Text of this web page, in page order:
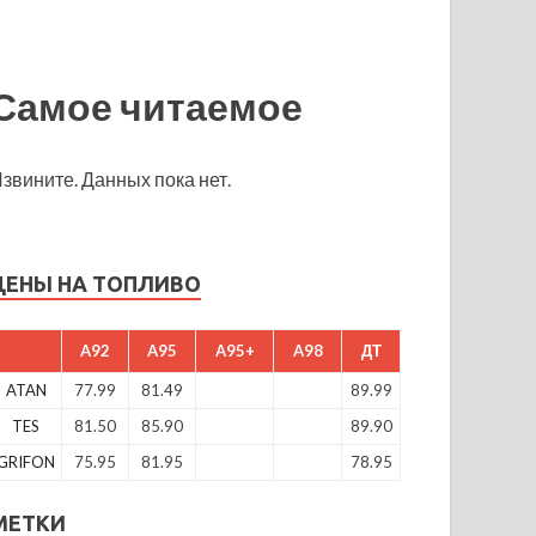
читаемое
Данных пока нет.
НА ТОПЛИВО
A92 A95 A95+ A98 ДТ
ATAN 77.99 81.49
89.99
TES
81.50 85.90
89.90
75.95 81.95 78.95